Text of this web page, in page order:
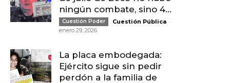
ningún combate, sino 4...
Cuestión Poder Cuestión Pública -
enero 29, 2026
La placa embodegada:
Ejército sigue sin pedir
perdón a la familia de